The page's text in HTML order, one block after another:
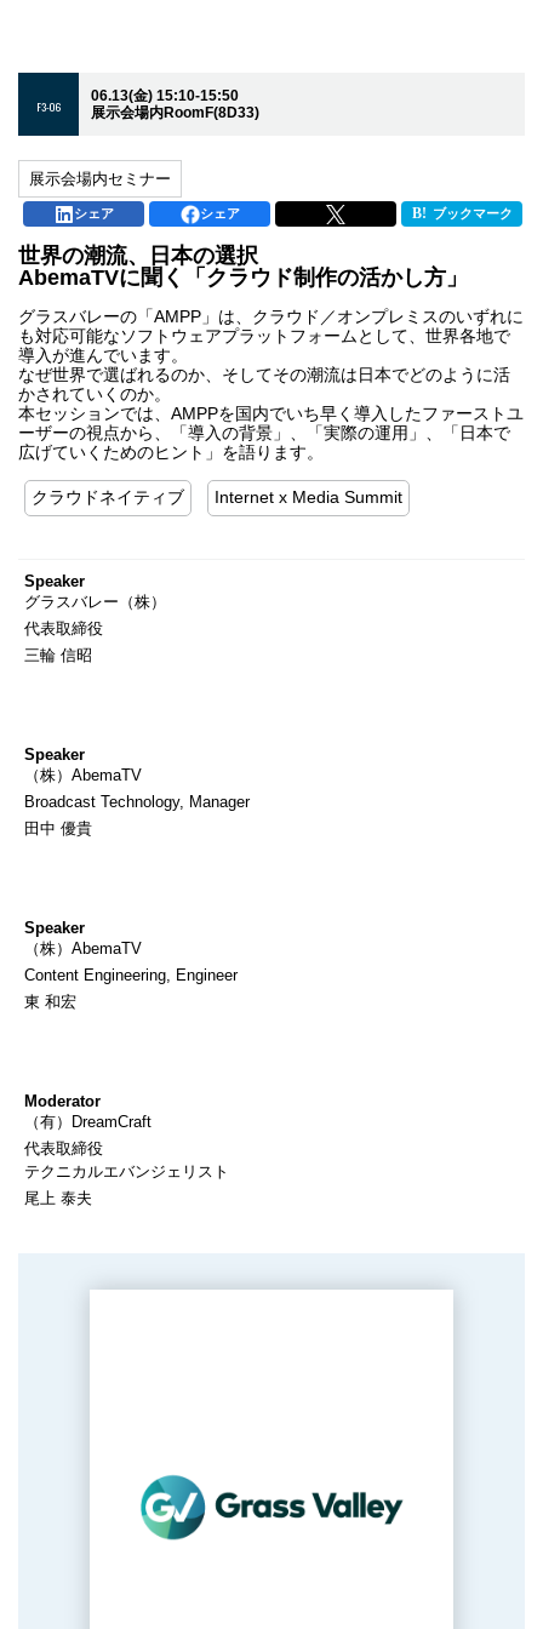
F3-06
06.13(金) 15:10-15:50
展示会場内RoomF(8D33)
展示会場内セミナー
シェア シェア ブックマーク
世界の潮流、日本の選択
AbemaTVに聞く「クラウド制作の活かし方」
グラスバレーの「AMPP」は、クラウド／オンプレミスのいずれに
も対応可能なソフトウェアプラットフォームとして、世界各地で
導入が進んでいます。
なぜ世界で選ばれるのか、そしてその潮流は日本でどのように活
かされていくのか。
本セッションでは、AMPPを国内でいち早く導入したファーストユ
ーザーの視点から、「導入の背景」、「実際の運用」、「日本で
広げていくためのヒント」を語ります。
クラウドネイティブ Internet x Media Summit
Speaker
グラスバレー（株）
代表取締役
三輪 信昭
Speaker
（株）AbemaTV
Broadcast Technology, Manager
田中 優貴
Speaker
（株）AbemaTV
Content Engineering, Engineer
東 和宏
Moderator
（有）DreamCraft
代表取締役
テクニカルエバンジェリスト
尾上 泰夫